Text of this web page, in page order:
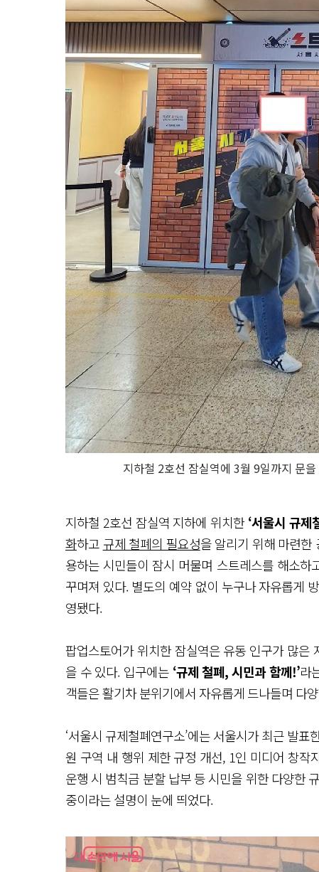
지하철 2호선 잠실역에 3월 9일까지 문
지하철 2호선 잠실역 지하에 위치한 ‘서울시 규제
화하고 규제 철폐의 필요성을 알리기 위해 마련한
용하는 시민들이 잠시 머물며 스트레스를 해소
꾸며져 있다. 별도의 예약 없이 누구나 자유롭게
영됐다.
팝업스토어가 위치한 잠실역은 유동 인구가 많
을 수 있다. 입구에는 ‘규제 철폐, 시민과 함께!’라
객들은 활기차 분위기에서 자유롭게 드나들며 다
‘서울시 규제철폐연구소’에는 서울시가 최근 발표
원 구역 내 행위 제한 규정 개선, 1인 미디어 창작
운행 시 범칙금 분할 납부 등 시민을 위한 다양한
중이라는 설명이 눈에 띄었다.